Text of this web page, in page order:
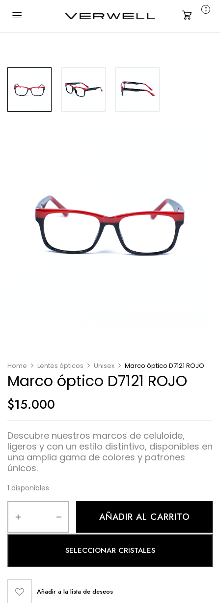
Carrito
0
Home Lentes ópticos Unisex Marco óptico D7121 ROJO
Marco óptico D7121 ROJO
$15.000
Descubre nuestros marcos de celuloide,
ligeros y con un estilo distintivo, disponibles en
una amplia gama de colores y patrones
únicos.
1 disponibles
AÑADIR AL CARRITO
SELECCIONAR CRISTALES
Añadir a la lista de deseos